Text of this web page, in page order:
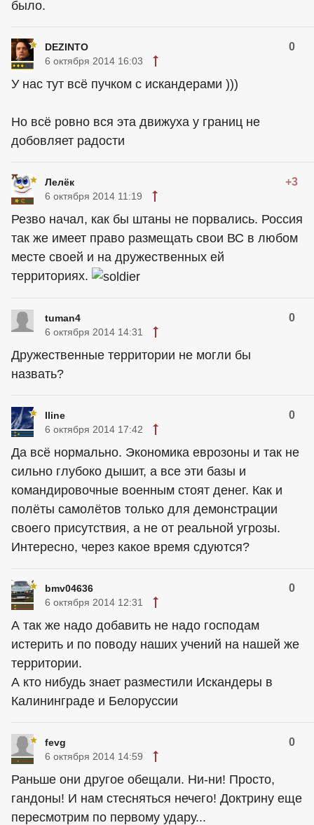
было.
DEZINTO 0
6 октября 2014 16:03
У нас тут всё пучком с искандерами )))
Но всё ровно вся эта движуха у границ не
добовляет радости
Лелёк +3
6 октября 2014 11:19
Резво начал, как бы штаны не порвались. Россия
так же имеет право размещать свои ВС в любом
месте своей и на дружественных ей
территориях.
tuman4 0
6 октября 2014 14:31
Дружественные территории не могли бы
назвать?
Iline 0
6 октября 2014 17:42
Да всё нормально. Экономика еврозоны и так не
сильно глубоко дышит, а все эти базы и
командировочные военным стоят денег. Как и
полёты самолётов только для демонстрации
своего присутствия, а не от реальной угрозы.
Интересно, через какое время сдуются?
bmv04636 0
6 октября 2014 12:31
А так же надо добавить не надо господам
истерить и по поводу наших учений на нашей же
территории.
А кто нибудь знает разместили Искандеры в
Калининграде и Белоруссии
fevg 0
6 октября 2014 14:59
Раньше они другое обещали. Ни-ни! Просто,
гaндoны! И нам стесняться нечего! Доктрину еще
пересмотрим по первому удару...